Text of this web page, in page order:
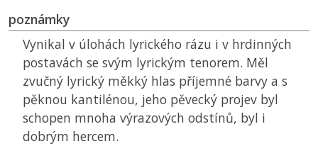
poznámky
Vynikal v úlohách lyrického rázu i v hrdinných
postavách se svým lyrickým tenorem. Měl
zvučný lyrický měkký hlas příjemné barvy a s
pěknou kantilénou, jeho pěvecký projev byl
schopen mnoha výrazových odstínů, byl i
dobrým hercem.